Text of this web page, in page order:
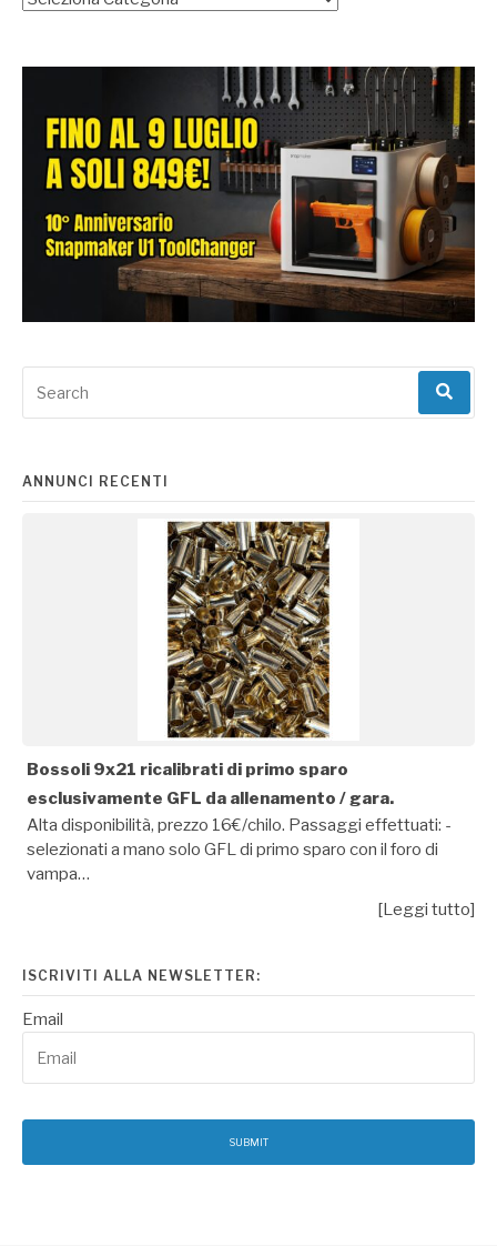
for:
ANNUNCI RECENTI
Bossoli 9x21 ricalibrati di primo sparo
esclusivamente GFL da allenamento / gara.
Alta disponibilità, prezzo 16€/chilo. Passaggi effettuati: -
selezionati a mano solo GFL di primo sparo con il foro di
vampa…
[Leggi tutto]
ISCRIVITI ALLA NEWSLETTER:
Email